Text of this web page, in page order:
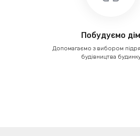
Побудуємо дім
Допомагаємо з вибором
будівництва